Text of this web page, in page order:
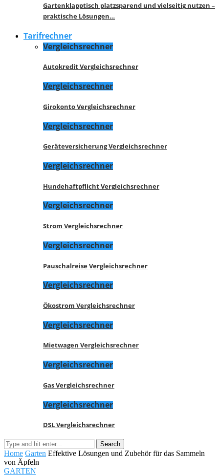
Gartenklapptisch platzsparend und vielseitig nutzen –
praktische Lösungen…
Tarifrechner
Vergleichsrechner
Autokredit Vergleichsrechner
Vergleichsrechner
Girokonto Vergleichsrechner
Vergleichsrechner
Geräteversicherung Vergleichsrechner
Vergleichsrechner
Hundehaftpflicht Vergleichsrechner
Vergleichsrechner
Strom Vergleichsrechner
Vergleichsrechner
Pauschalreise Vergleichsrechner
Vergleichsrechner
Ökostrom Vergleichsrechner
Vergleichsrechner
Mietwagen Vergleichsrechner
Vergleichsrechner
Gas Vergleichsrechner
Vergleichsrechner
DSL Vergleichsrechner
Home Garten Effektive Lösungen und Zubehör für das Sammeln
von Äpfeln
GARTEN